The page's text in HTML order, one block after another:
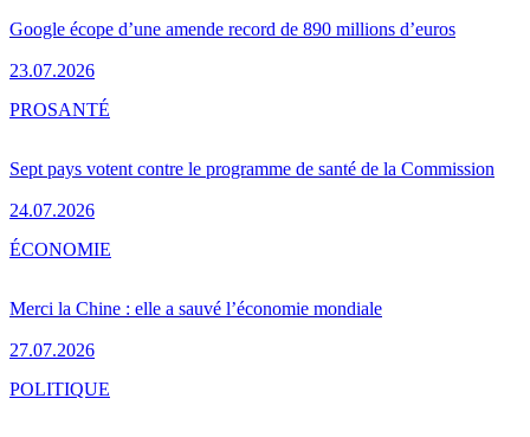
Google écope d’une amende record de 890 millions d’euros
23.07.2026
Sept pays votent contre le programme de santé de la Commission
24.07.2026
PROSANTÉ
Merci la Chine : elle a sauvé l’économie mondiale
27.07.2026
ÉCONOMIE
POLITIQUE